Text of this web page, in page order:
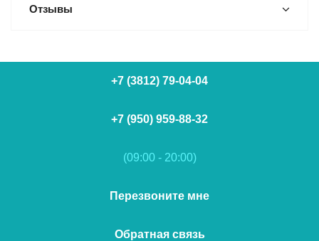
Отзывы
+7 (3812) 79-04-04
+7 (950) 959-88-32
(09:00 - 20:00)
Перезвоните мне
Обратная связь